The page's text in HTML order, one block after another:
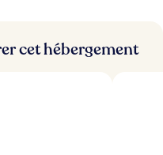
cet hébergement